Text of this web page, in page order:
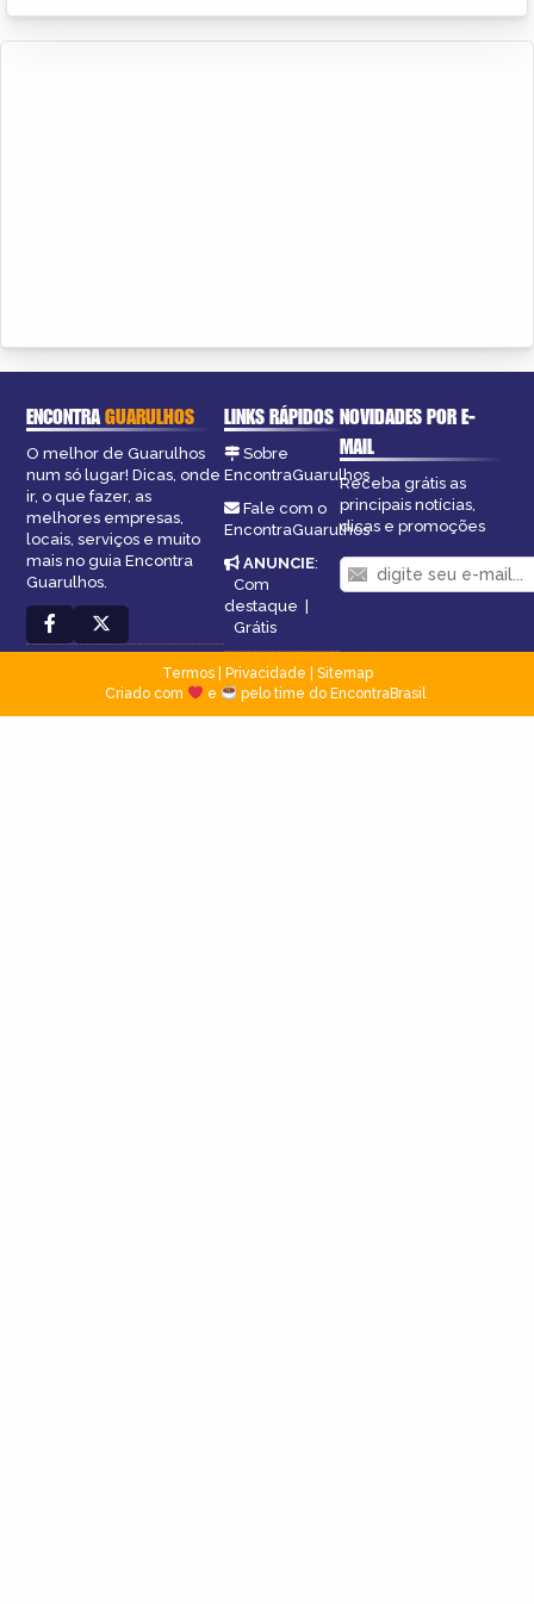
ENCONTRAGUARULHOS
O melhor de Guarulhos
num só lugar! Dicas, onde
ir, o que fazer, as
melhores empresas,
locais, serviços e muito
mais no guia Encontra
Guarulhos.
LINKS RÁPIDOS
Sobre
EncontraGuarulhos
Fale com o
EncontraGuarulhos
ANUNCIE:
Com
destaque |
Grátis
NOVIDADES POR E-
MAIL
Receba grátis as
principais notícias,
dicas e promoções
Termos| Privacidade
Sitemap
Criado com
e pelo time do EncontraBrasil